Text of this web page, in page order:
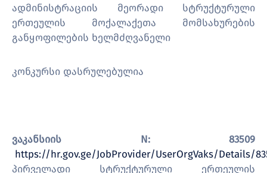
ადმინისტრაციის მეორადი სტრუქტურული
ერთეულის მოქალაქეთა მომსახურების
განყოფილების ხელმძღვანელი
კონკურსი დასრულებულია
ვაკანსიის N: 83509
https://hr.gov.ge/JobProvider/UserOrgVaks/Details/
პირველადი სტრუქტურული ერთეულის